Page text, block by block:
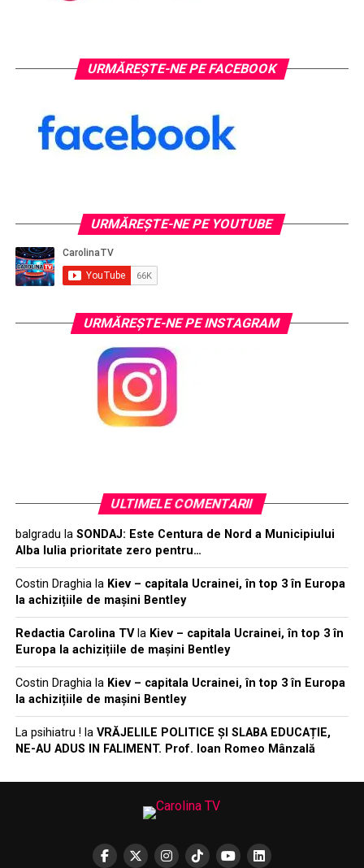
URMĂREȘTE-NE PE FACEBOOK
URMĂREŞTE-NE PE YOUTUBE
URMĂREŞTE-NE PE INSTAGRAM
ULTIMELE COMENTARII
balgradu la SONDAJ: Este Centura de Nord a Municipiului
Alba Iulia prioritate zero pentru…
Costin Draghiala Kiev – capitala Ucrainei, în top 3 în Europa
la achizițiile de mașini Bentley
Redactia Carolina TVla Kiev – capitala Ucrainei, în top 3 în
Europa la achizițiile de mașini Bentley
Costin Draghiala Kiev – capitala Ucrainei, în top 3 în Europa
la achizițiile de mașini Bentley
La psihiatru ! la VRĂJELILE POLITICE ȘI SLABA EDUCAȚIE,
NE-AU ADUS IN FALIMENT. Prof. Ioan Romeo Mânzală